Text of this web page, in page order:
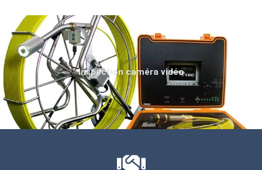
Inspection caméra vidéo